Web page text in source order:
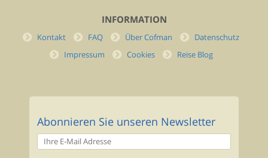
INFORMATION
Kontakt FAQ Über Cofman
Datenschutz
Impressum
Cookies Reise Blog
Abonnieren Sie unseren Newsletter